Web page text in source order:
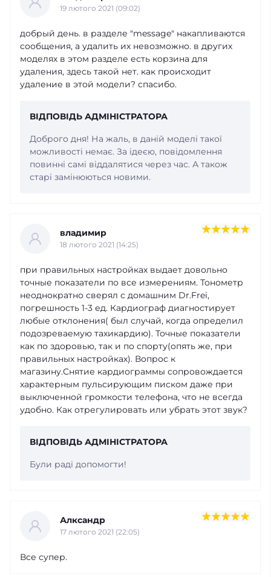
19 лютого 2021 (09:02)
добрый день. в разделе "message" накапливаются
сообщения, а удалить их невозможно. в других
моделях в этом разделе есть корзина для
удаления, здесь такой нет. как происходит
удаление в этой модели? спасибо.
ВІДПОВІДЬ АДМІНІСТРАТОРА
Доброго дня! На жаль, в даній моделі такої
можливості немає. За ідеєю, повідомлення
повинні самі віддалятися через час. А також
старі замінюються новими.
владимир
18 лютого 2021 (14:25)
при правильных настройках выдает довольно
точные показатели по все измерениям. Тонометр
неоднократно сверял с домашним Dr.Frei,
погрешность 1-3 ед. Кардиограф диагностирует
любые отклонения( был случай, когда определил
подозреваемую тахикардию). Точные показатели
как по здоровью, так и по спорту(опять же, при
правильных настройках). Вопрос к
магазину.Снятие кардиограммы сопровождается
характерным пульсирующим писком даже при
выключенной громкости телефона, что не всегда
удобно. Как отрегулировать или убрать этот звук?
ВІДПОВІДЬ АДМІНІСТРАТОРА
Були раді допомогти!
Алксандр
17 лютого 2021 (22:05)
Все супер.